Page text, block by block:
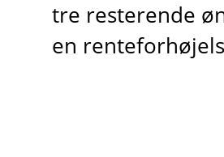
tre resterende
en